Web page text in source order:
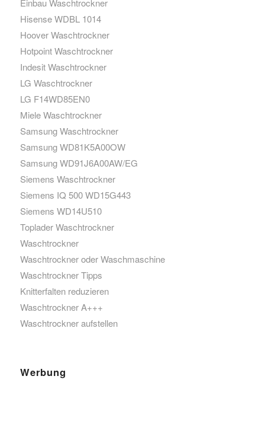
Einbau Waschtrockner
Hisense WDBL 1014
Hoover Waschtrockner
Hotpoint Waschtrockner
Indesit Waschtrockner
LG Waschtrockner
LG F14WD85EN0
Miele Waschtrockner
Samsung Waschtrockner
Samsung WD81K5A00OW
Samsung WD91J6A00AW/EG
Siemens Waschtrockner
Siemens IQ 500 WD15G443
Siemens WD14U510
Toplader Waschtrockner
Waschtrockner
Waschtrockner oder Waschmaschine
Waschtrockner Tipps
Knitterfalten reduzieren
Waschtrockner A+++
Waschtrockner aufstellen
Werbung